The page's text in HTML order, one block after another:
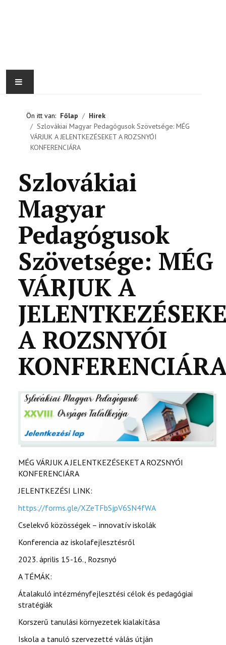
2%
KAPCSOLAT
Ön itt van: Főlap
Hírek
Szlovákiai Magyar Pedagógusok Szövetsége: MÉG
VÁRJUK A JELENTKEZÉSEKET A ROZSNYÓI
KONFERENCIÁRA
Szlovákiai
Magyar
Pedagógusok
Szövetsége: MÉG
VÁRJUK A
A ROZSNYÓI
MÉG VÁRJUK A JELENTKEZÉSEKET A ROZSNYÓI
KONFERENCIÁRA
JELENTKEZÉSI LINK:
https://forms.gle/XZeTFbSjpV6SN4fWA
Cselekvő közösségek – innovatív iskolák
Konferencia az iskolafejlesztésről
2023. április 15-16., Rozsnyó
A TÉMÁK:
Átalakuló intézményfejlesztési célok és pedagógiai
stratégiák
Korszerű tanulási környezetek kialakítása
Iskola a tanuló szervezetté válás útján